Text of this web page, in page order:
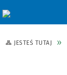
JESTEŚ TUTAJ